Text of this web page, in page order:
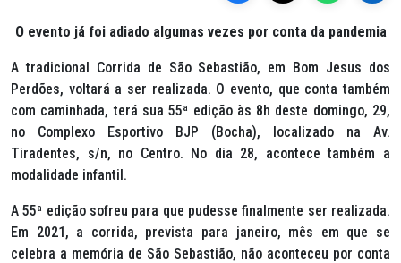
O evento já foi adiado algumas vezes por conta da pandemia
A tradicional Corrida de São Sebastião, em Bom Jesus dos
Perdões, voltará a ser realizada. O evento, que conta também
com caminhada, terá sua 55ª edição às 8h deste domingo, 29,
no Complexo Esportivo BJP (Bocha), localizado na Av.
Tiradentes, s/n, no Centro. No dia 28, acontece também a
modalidade infantil.
A 55ª edição sofreu para que pudesse finalmente ser realizada.
Em 2021, a corrida, prevista para janeiro, mês em que se
celebra a memória de São Sebastião, não aconteceu por conta